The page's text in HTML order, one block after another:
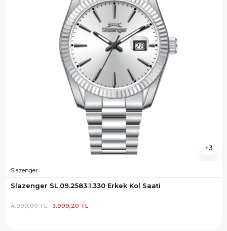
3
Slazenger
Slazenger SL.09.2583.1.330 Erkek Kol Saati
3.999,20 TL
4.999,00 TL